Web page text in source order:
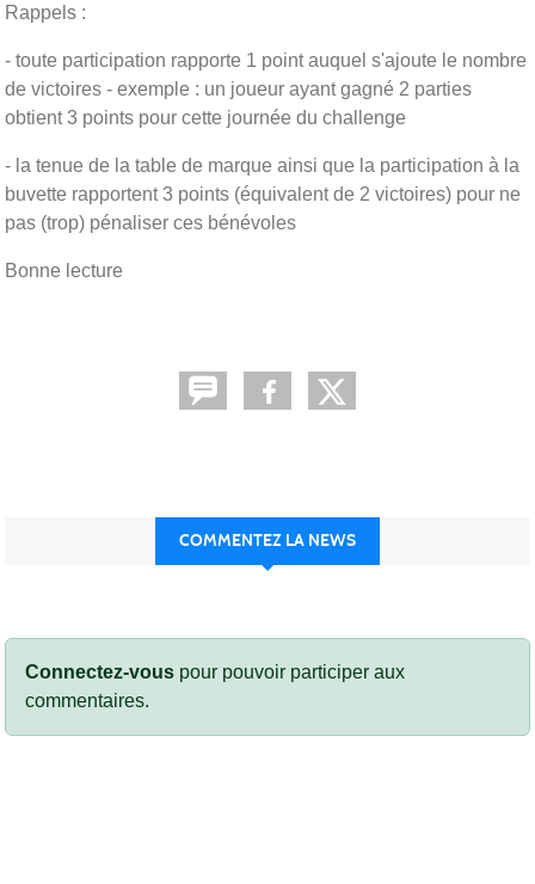
Rappels :
- toute participation rapporte 1 point auquel s'ajoute le nombre
de victoires - exemple : un joueur ayant gagné 2 parties
obtient 3 points pour cette journée du challenge
- la tenue de la table de marque ainsi que la participation à la
buvette rapportent 3 points (équivalent de 2 victoires) pour ne
pas (trop) pénaliser ces bénévoles
Bonne lecture
COMMENTEZ LA NEWS
Connectez-vous pour pouvoir participer aux
commentaires.